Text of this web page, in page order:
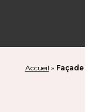
Accueil »